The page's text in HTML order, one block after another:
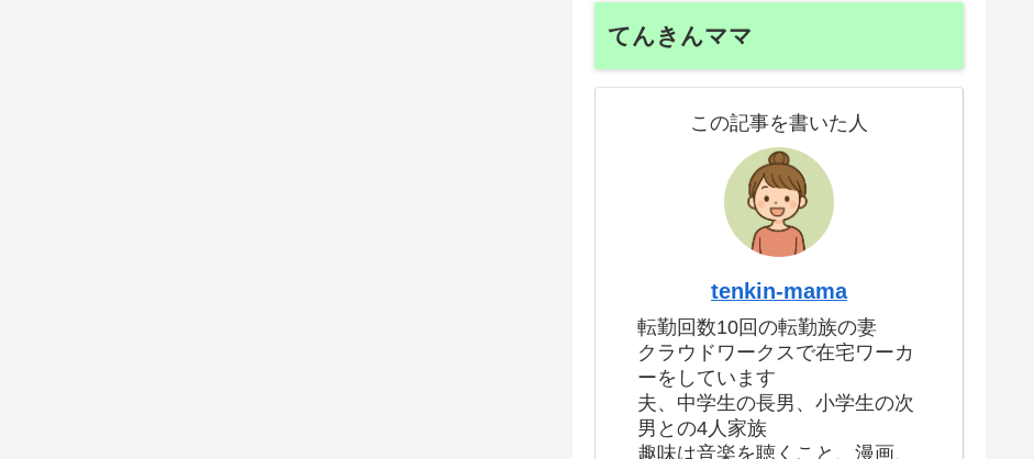
てんきんママ
この記事を書いた人
tenkin-mama
転勤回数10回の転勤族の妻
クラウドワークスで在宅ワーカ
ーをしています
夫、中学生の長男、小学生の次
男との4人家族
趣味は音楽を聴くこと、漫画、